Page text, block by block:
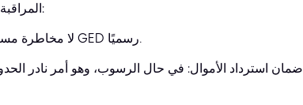
المراقبة، مما يضمن لك تجربة سلسة وسرية. ستستفيد مما يلي:
لا مخاطرة مسبقة: لن تدفع رسوم الخدمة إلا بعد اجتيازك امتحان GED رسميًا.
ضمان استرداد الأموال: في حال الرسوب، وهو أمر نادر